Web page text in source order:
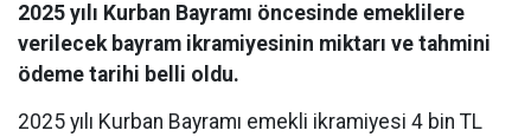
2025 yılı Kurban Bayramı öncesinde emeklilere
verilecek bayram ikramiyesinin miktarı ve tahmini
ödeme tarihi belli oldu.
2025 yılı Kurban Bayramı emekli ikramiyesi 4 bin TL